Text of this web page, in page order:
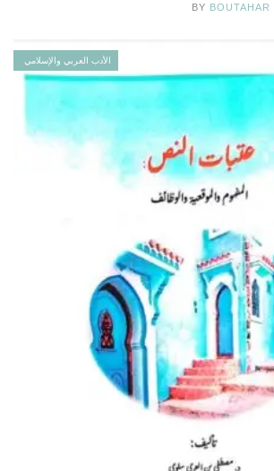
BY BOUTAHAR
الأدب العربي والإسلامي